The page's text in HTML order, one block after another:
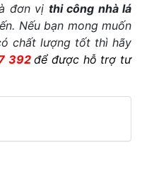
đơn vị thi công nhà lá
Nếu bạn mong muốn
chất lượng tốt thì hãy
392để được hỗ trợ tư